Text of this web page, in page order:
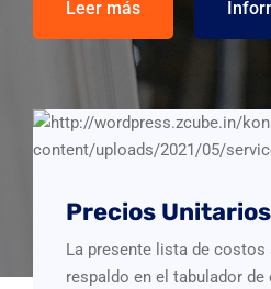
Leer más
Precios Unitarios
La presente lista de
respaldo en el tabulador